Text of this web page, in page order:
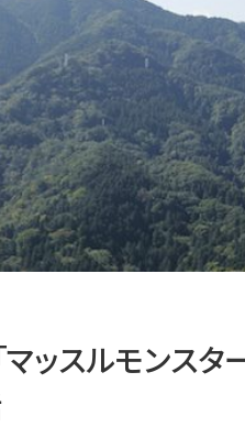
マッスルモンス